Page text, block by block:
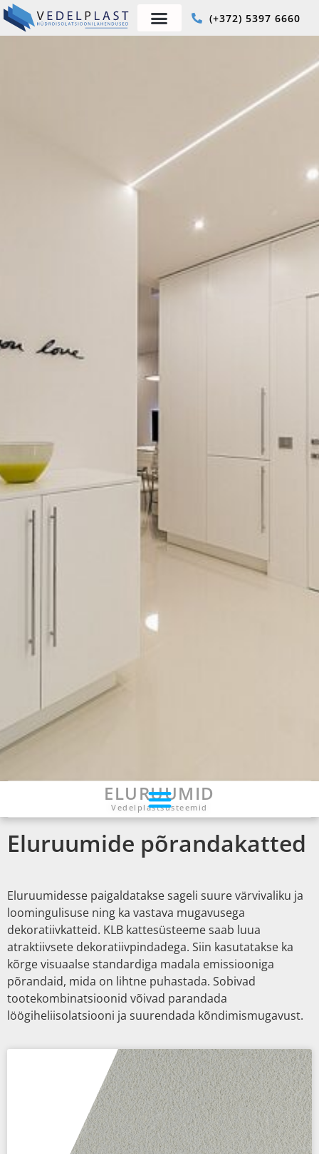
(+372) 5397 6660
ELURUUMID
Vedelplastsüsteemid
Eluruumide põrandakatted
Eluruumidesse paigaldatakse sageli suure värvivaliku ja
loomingulisuse ning ka vastava mugavusega
dekoratiivkatteid. KLB kattesüsteeme saab luua
atraktiivsete dekoratiivpindadega. Siin kasutatakse ka
kõrge visuaalse standardiga madala emissiooniga
põrandaid, mida on lihtne puhastada. Sobivad
tootekombinatsioonid võivad parandada
löögiheliisolatsiooni ja suurendada kõndimismugavust.